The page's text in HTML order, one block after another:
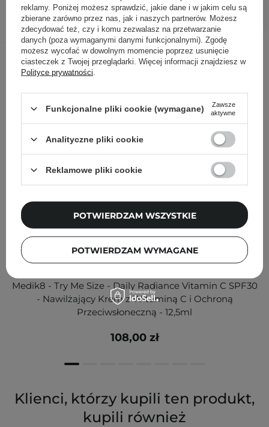
DODAJ DO KOSZYKA
Inni klienci sprawdzali również
Medik8 - Try Me Size - Daily Radiance Vitamin C SPF30
- Nawilżający Krem z Witaminą C i Ochroną
Przeciwsłoneczną - 12,5ml
108,00 zł
Klienci, którzy kupili ten produkt,
kupili również
reklamy. Poniżej możesz sprawdzić, jakie dane i w jakim celu są
zbierane zarówno przez nas, jak i naszych partnerów. Możesz
zdecydować też, czy i komu zezwalasz na przetwarzanie
danych (poza wymaganymi danymi funkcjonalnymi). Zgodę
możesz wycofać w dowolnym momencie poprzez usunięcie
ciasteczek z Twojej przeglądarki. Więcej informacji znajdziesz w
Polityce prywatności
Funkcjonalne pliki cookie (wymagane)
Zawsze
aktywne
Analityczne pliki cookie
Reklamowe pliki cookie
POTWIERDZAM WYMAGANE
POTWIERDZAM WSZYSTKIE